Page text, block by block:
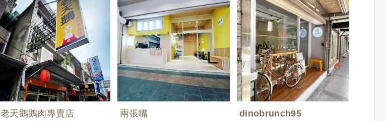
老天鵝鵝肉專賣店 兩張嘴 dinobrunch95